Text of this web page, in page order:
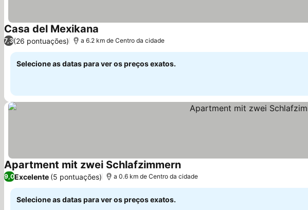
Casa del Mexikana
7,3(26 pontuações) a 6.2 km de Centro da cidade
Selecione as datas para ver os preços exatos.
Apartment mit zwei SchlafzimmernVer preços
9,0Excelente (5 pontuações) a 0.6 km de Centro da cidade
Selecione as datas para ver os preços exatos.